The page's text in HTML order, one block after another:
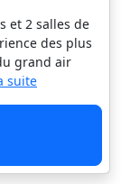
et 2 salles de
des plus
grand air
suite